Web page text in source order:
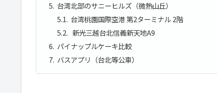
台湾北部のサニーヒルズ（微熱山丘）
台湾桃園国際空港 第2ターミナル 2階
新光三越台北信義新天地A9
パイナップルケーキ比較
バスアプリ（台北等公車）